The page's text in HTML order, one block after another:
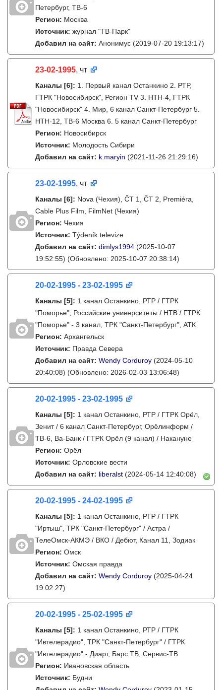
Петербург, ТВ-6
Регион: Москва
Источник: журнал "ТВ-Парк"
Добавил на сайт: Анонимус (2019-07-20 19:13:17)
23-02-1995, чт
Каналы [6]: 1. Первый канал Останкино 2. РТР,
ГТРК "Новосибирск", Регион TV 3. НТН-4, ГТРК
"Новосибирск" 4. Мир, 6 канал Санкт-Петербург 5.
НТН-12, ТВ-6 Москва 6. 5 канал Санкт-Петербург
Регион: Новосибирск
Источник: Молодость Сибири
Добавил на сайт: k.maryin (2021-11-26 21:29:16)
23-02-1995, чт
Каналы [6]: Nova (Чехия), ČT 1, ČT 2, Premiéra,
Cable Plus Film, FilmNet (Чехия)
Регион: Чехия
Источник: Týdeník televize
Добавил на сайт: dimlys1994 (2025-10-07
19:52:55) (Обновлено: 2025-10-07 20:38:14)
20-02-1995 - 23-02-1995
Каналы [5]: 1 канал Останкино, РТР / ГТРК
"Поморье", Российские университеты / НТВ / ГТРК
"Поморье" - 3 канал, ТРК "Санкт-Петербург", АТК
Регион: Архангельск
Источник: Правда Севера
Добавил на сайт: Wendy Corduroy (2024-05-10
20:40:08) (Обновлено: 2026-02-03 13:06:48)
20-02-1995 - 23-02-1995
Каналы [5]: 1 канал Останкино, РТР / ГТРК Орёл,
Зенит / 6 канал Санкт-Петербург, Орёлинформ /
ТВ-6, Ва-Банк / ГТРК Орёл (9 канал) / Накануне
Регион: Орёл
Источник: Орловские вести
Добавил на сайт: liberalst (2024-05-14 12:40:08)
20-02-1995 - 24-02-1995
Каналы [5]: 1 канал Останкино, РТР / ГТРК
"Иртыш", ТРК "Санкт-Петербург" / Астра /
ТелеОмск-АКМЭ / ВКО / Дебют, Канал 11, Зодиак
Регион: Омск
Источник: Омская правда
Добавил на сайт: Wendy Corduroy (2025-04-24
19:02:27)
20-02-1995 - 25-02-1995
Каналы [5]: 1 канал Останкино, РТР / ГТРК
"Ивтелерадио", ТРК "Санкт-Петербург" / ГТРК
"Ивтелерадио" - Диарт, Барс ТВ, Сервис-ТВ
Регион: Ивановская область
Источник: Будни